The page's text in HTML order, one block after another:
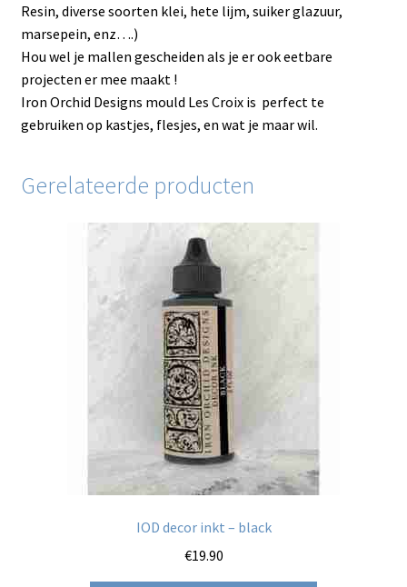
Resin, diverse soorten klei, hete lijm, suiker glazuur,
marsepein, enz….)
Hou wel je mallen gescheiden als je er ook eetbare
projecten er mee maakt !
Iron Orchid Designs mould Les Croix is perfect te
gebruiken op kastjes, flesjes, en wat je maar wil.
Gerelateerde producten
IOD decor inkt – black
€19.90